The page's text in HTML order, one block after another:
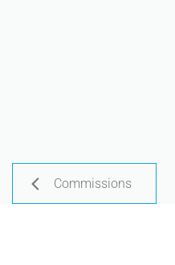
Commissions